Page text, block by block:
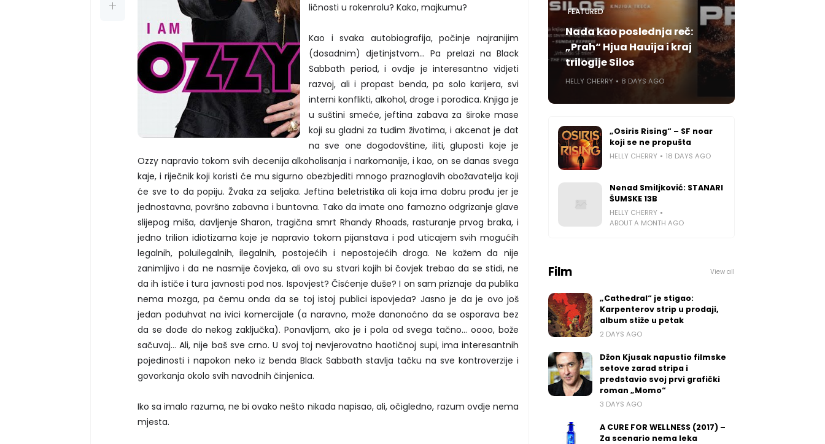
ličnosti u rokenrolu? Kako, majkumu?
Kao i svaka autobiografija, počinje najranijim
(dosadnim) djetinjstvom... Pa prelazi na Black
Sabbath period, i ovdje je interesantno vidjeti
razvoj, ali i propast benda, pa solo karijera, svi
interni konflikti, alkohol, droge i porodica. Knjiga je
u suštini smeće, jeftina zabava za široke mase
koji su gladni za tuđim životima, i akcenat je dat
na sve one dogodovštine, iliti, gluposti koje je
Ozzy napravio tokom svih decenija alkoholisanja i narkomanije, i kao, on se danas svega
kaje, i riječnik koji koristi će mu sigurno obezbjediti mnogo praznoglavih obožavatelja koji
će sve to da popiju. Žvaka za seljaka. Jeftina beletristika ali koja ima dobru prođu jer je
jednostavna, površno zabavna i buntovna. Tako da imate ono famozno odgrizanje glave
slijepog miša, davljenje Sharon, tragična smrt Rhandy Rhoads, rasturanje prvog braka, i
jedno trilion idiotizama koje je napravio tokom pijanstava i pod uticajem svih mogućih
legalnih, poluilegalnih, ilegalnih, postojećih i nepostojećih droga. Ne kažem da nije
zanimljivo i da ne nasmije čovjeka, ali ovo su stvari kojih bi čovjek trebao da se stidi, ne
da ih ističe i tura javnosti pod nos. Ispovjest? Čisćenje duše? I on sam priznaje da publika
nema mozga, pa čemu onda da se toj istoj publici ispovjeda? Jasno je da je ovo još
jedan poduhvat na ivici komercijale (a naravno, može danonoćno da se osporava bez
da se dođe do nekog zaključka). Ponavljam, ako je i pola od svega tačno... oooo, bože
sačuvaj... Ali, nije baš sve crno. U svoj toj nevjerovatno haotičnoj supi, ima interesantnih
pojedinosti i napokon neko iz benda Black Sabbath stavlja tačku na sve kontroverzije i
govorkanja okolo svih navodnih činjenica.
Iko sa imalo razuma, ne bi ovako nešto nikada napisao, ali, očigledno, razum ovdje nema
mjesta.
FEATURED
Nada kao poslednja reč:
„Prah“ Hjua Hauija i kraj
trilogije Silos
HELLY CHERRY 8 DAYS AGO
„Osiris Rising“ – SF noar
koji se ne propušta
HELLY CHERRY 18 DAYS AGO
Nenad Smiljković: STANARI
ŠUMSKE 13B
HELLY CHERRY
ABOUT A MONTH AGO
Film View all
„Cathedral“ je stigao:
Karpenterov strip u prodaji,
album stiže u petak
2 DAYS AGO
Džon Kjusak napustio filmske
setove zarad stripa i
predstavio svoj prvi grafički
roman „Momo“
3 DAYS AGO
A CURE FOR WELLNESS (2017) –
Za scenario nema leka